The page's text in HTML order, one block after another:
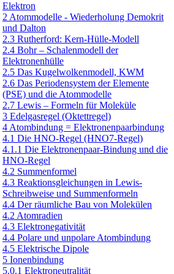
Elektron
2 Atommodelle - Wiederholung Demokrit
und Dalton
2.3 Rutherford: Kern-Hülle-Modell
2.4 Bohr – Schalenmodell der
Elektronenhülle
2.5 Das Kugelwolkenmodell, KWM
2.6 Das Periodensystem der Elemente
(PSE) und die Atommodelle
2.7 Lewis – Formeln für Moleküle
3 Edelgasregel (Oktettregel)
4 Atombindung = Elektronenpaarbindung
4.1 Die HNO-Regel (HNO7-Regel)
4.1.1 Die Elektronenpaar-Bindung und die
HNO-Regel
4.2 Summenformel
4.3 Reaktionsgleichungen in Lewis-
Schreibweise und Summenformeln
4.4 Der räumliche Bau von Molekülen
4.2 Atomradien
4.3 Elektronegativität
4.4 Polare und unpolare Atombindung
4.5 Elektrische Dipole
5 Ionenbindung
5.0.1 Elektroneutralität